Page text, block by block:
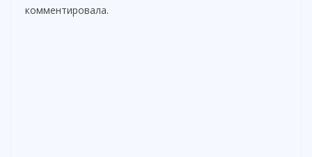
комментировала.